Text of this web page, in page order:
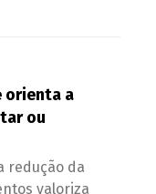
orienta a
ou
redução da
valoriza